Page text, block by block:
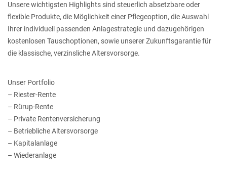
Unsere wichtigsten Highlights sind steuerlich absetzbare oder
flexible Produkte, die Möglichkeit einer Pflegeoption, die Auswahl
Ihrer individuell passenden Anlagestrategie und dazugehörigen
kostenlosen Tauschoptionen, sowie unserer Zukunftsgarantie für
die klassische, verzinsliche Altersvorsorge.
Unser Portfolio
– Riester-Rente
– Rürup-Rente
– Private Rentenversicherung
– Betriebliche Altersvorsorge
– Kapitalanlage
– Wiederanlage